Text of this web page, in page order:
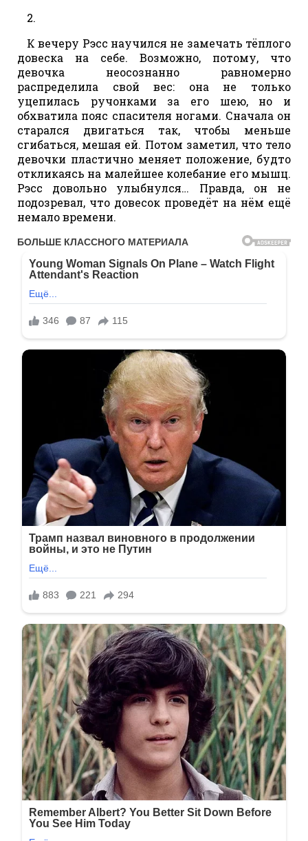
2.
К вечеру Рэсс научился не замечать тёплого
довеска на себе. Возможно, потому, что
девочка неосознанно равномерно
распределила свой вес: она не только
уцепилась ручонками за его шею, но и
обхватила пояс спасителя ногами. Сначала он
старался двигаться так, чтобы меньше
сгибаться, мешая ей. Потом заметил, что тело
девочки пластично меняет положение, будто
откликаясь на малейшее колебание его мышц.
Рэсс довольно улыбнулся… Правда, он не
подозревал, что довесок проведёт на нём ещё
немало времени.